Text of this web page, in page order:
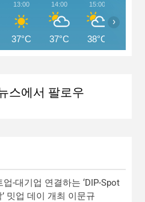
13:00
37°C
14:00
37°C
15:00
38°C
›
스에서 팔로우
-대기업 연결하는 ‘DIP-Spot
밋업 데이 개최 이문규